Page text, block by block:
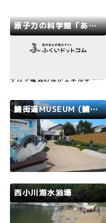
原子力の科学館「あっとほうむ」 (福井原子力センター)
子力や電気のほかエネルギー・
よるクイズ、ゲーム、ムービー
ショーを体験することができま
す。
敦賀市
鯖街道MUSEUM (鯖街道ミュージアム)
令和2年3月8日オープン。日本
遺産に認定された「鯖街道」を
はじめ、鯖街道と深い関わりの
ある、もう一つの日本遺産「北
た小浜市の文化財や祭礼等を紹
介する日本遺産ガイダンス施設
です。トリックアートと一緒に
記念撮影がおすすめです。&…
若狭路 小浜市
西小川海水浴場
小浜市